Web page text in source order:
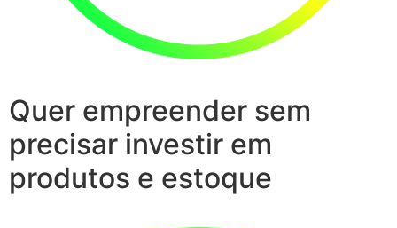
Quer empreender sem
precisar investir em
produtos e estoque